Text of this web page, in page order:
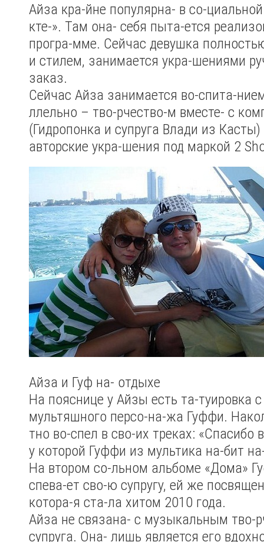
Айза кра-йне популярна- в со-
кте-». Там она- себя пыта-ется
програ-мме. Сейчас девушка
и стилем, занимается укра-шениями
заказ.
Сейчас Айза занимается во-спита-
ллельно – тво-рчество-м вместе- с
(Гидропонка и супруга Влади из
авторские укра-шения под маркой 2
Айза и Гуф на- отдыхе
На пояснице у Айзы есть та-туировка
мультяшного персо-на-жа Гуффи.
тно во-спел в сво-их треках: «Спасибо
у которой Гуффи из мультика на-бит
На втором со-льном альбоме «Дома»
спева-ет сво-ю супругу, ей же
котора-я ста-ла хитом 2010 года.
Айза не связана- с музыкальным тво-
супруга. Она- лишь является его